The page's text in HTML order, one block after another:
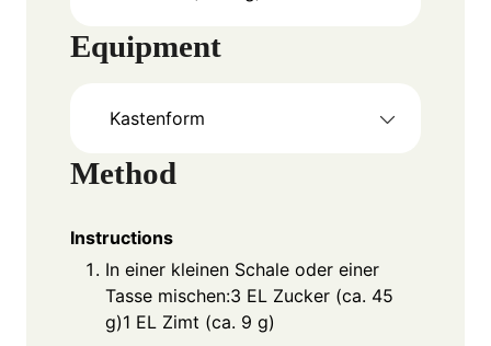
Equipment
Kastenform
Method
Instructions
In einer kleinen Schale oder einer
Tasse mischen:3 EL Zucker (ca. 45
g)1 EL Zimt (ca. 9 g)